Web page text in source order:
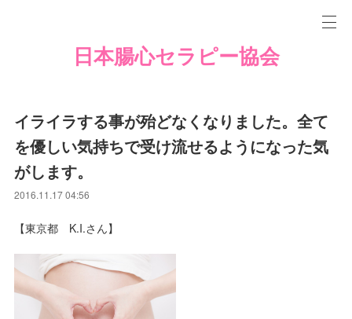
日本腸心セラピー協会
イライラする事が殆どなくなりました。全て
を優しい気持ちで受け流せるようになった気
がします。
2016.11.17 04:56
【東京都 K.I.さん】